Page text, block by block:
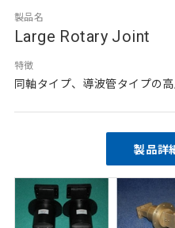
製品名
Large Rotary Joint
特徴
同軸タイプ、導波管タイプの
製品詳